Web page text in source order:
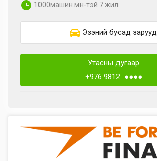
1000машин.мн-тэй 7 жил
Эзэний бусад зарууд
Утасны дугаар
+976 9812 ●●●●